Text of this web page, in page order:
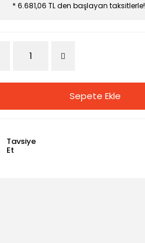
* 6.681,06 TL den başlayan taksitlerle!
Sepete Ekle
Tavsiye
Et